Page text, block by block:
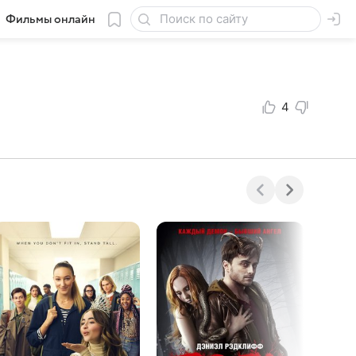
Фильмы онлайн
4